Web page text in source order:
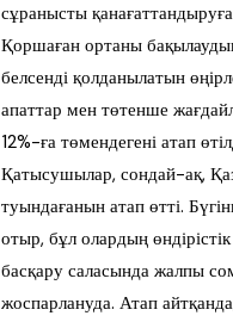
сұранысты
Қоршаған ортаны
белсенді қолданылатын
апаттар мен төтенше
12%-ға төмендегені атап
Қатысушылар, сондай-ақ,
туындағанын атап өтті.
отыр, бұл олардың
басқару саласында жалпы
жоспарлануда. Атап